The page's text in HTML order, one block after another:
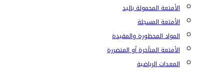
الأمتعة المحمولة باليد
الأمتعة المسجلة
المواد المحظورة والمقيدة
الأمتعة المتأخرة أو المتضررة
المعدات الرياضية